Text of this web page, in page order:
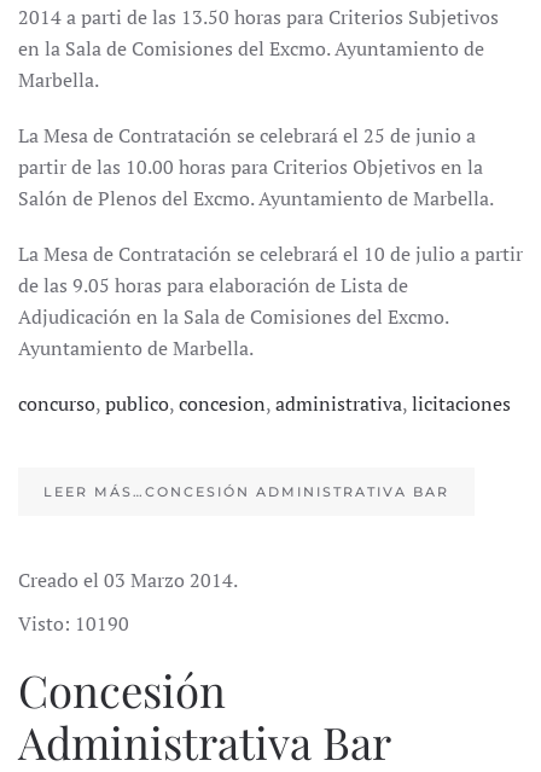
2014 a parti de las 13.50 horas para Criterios Subjetivos
en la Sala de Comisiones del Excmo. Ayuntamiento de
Marbella.
La Mesa de Contratación se celebrará el 25 de junio a
partir de las 10.00 horas para Criterios Objetivos en la
Salón de Plenos del Excmo. Ayuntamiento de Marbella.
La Mesa de Contratación se celebrará el 10 de julio a partir
de las 9.05 horas para elaboración de Lista de
Adjudicación en la Sala de Comisiones del Excmo.
Ayuntamiento de Marbella.
concurso,publico,concesion,administrativa,licitaciones
LEER MÁS…CONCESIÓN ADMINISTRATIVA BAR
Creado el 03 Marzo 2014.
Visto: 10190
Concesión
Administrativa Bar